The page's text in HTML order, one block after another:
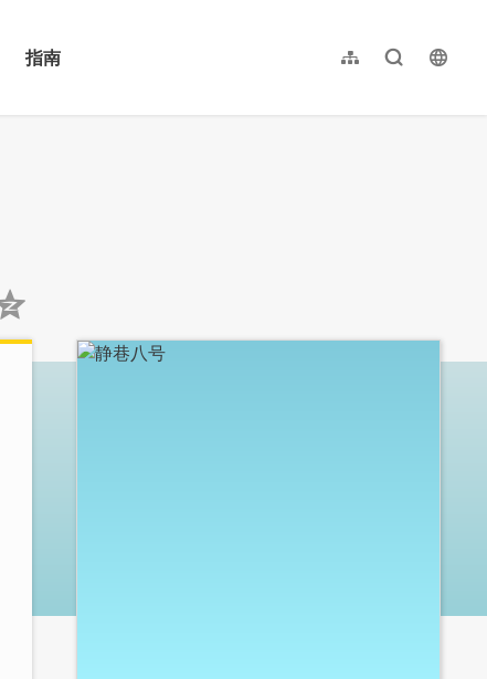
指南 网站导览全文检索
繁體中文
:::